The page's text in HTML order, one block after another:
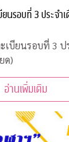
ยนรอบที่ 3 ประจ
เบียนรอบที่ 3 ป
ด)
อ่านเพิ่มเติม